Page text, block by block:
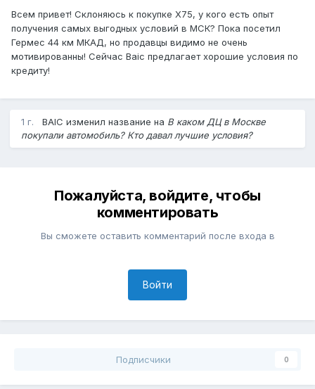
Всем привет! Склоняюсь к покупке X75, у кого есть опыт
получения самых выгодных условий в МСК? Пока посетил
Гермес 44 км МКАД, но продавцы видимо не очень
мотивированны! Сейчас Baic предлагает хорошие условия по
кредиту!
1 г. BAIC изменил название на В каком ДЦ в Москве
покупали автомобиль? Кто давал лучшие условия?
Пожалуйста, войдите, чтобы
комментировать
Вы сможете оставить комментарий после входа в
Войти
Подписчики 0